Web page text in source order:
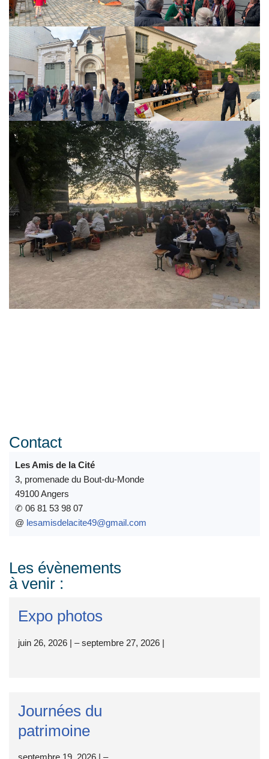
Contact
Les Amis de la Cité
3, promenade du Bout-du-Monde
49100 Angers
✆ 06 81 53 98 07
@ lesamisdelacite49@gmail.com
Les évènements
à venir :
Expo photos
juin 26, 2026 | –septembre 27, 2026 |
Journées du
patrimoine